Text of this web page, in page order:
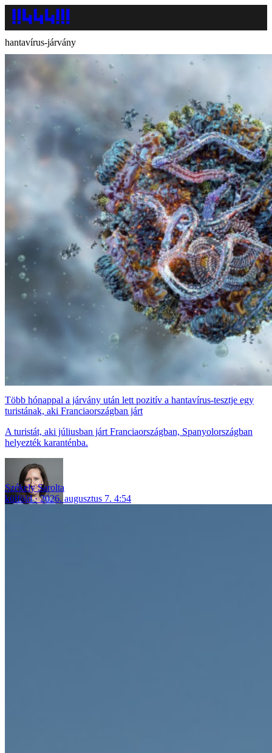
hantavírus-járvány
Több hónappal a járvány után lett pozitív a hantavírus-tesztje egy
turistának, aki Franciaországban járt
A turistát, aki júliusban járt Franciaországban, Spanyolországban
helyezték karanténba.
Székely Sarolta
külföld
2026. augusztus 7. 4:54